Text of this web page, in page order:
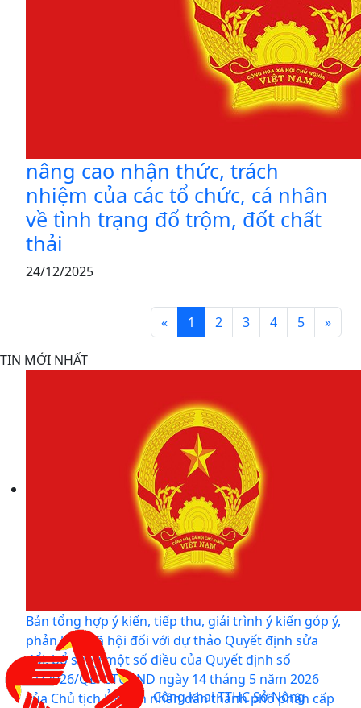
nâng cao nhận thức, trách
nhiệm của các tổ chức, cá nhân
về tình trạng đổ trộm, đốt chất
thải
24/12/2025
« 1 2 3 4 5 »
TIN MỚI NHẤT
Bản tổng hợp ý kiến, tiếp thu, giải trình ý kiến góp ý,
phản biện xã hội đối với dự thảo Quyết định sửa
đổi, bổ sung một số điều của Quyết định số
31/2026/QĐ-CTUBND ngày 14 tháng 5 năm 2026
của Chủ tịch Ủy ban nhân dân thành phố phân cấp
Công khai TTHC Sở Nông